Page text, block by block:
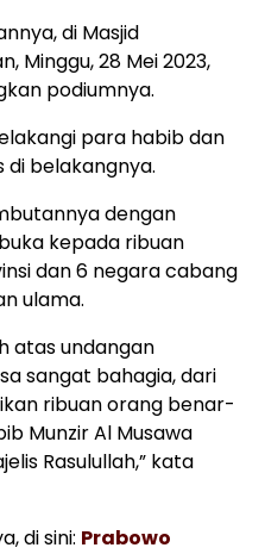
di Masjid
Minggu, 28 Mei 2023,
podiumnya.
para habib dan
di belakangnya.
dengan
kepada ribuan
dan 6 negara cabang
ulama.
atas undangan
sangat bahagia, dari
ribuan orang benar-
Munzir Al Musawa
Rasulullah,” kata
di sini: Prabowo